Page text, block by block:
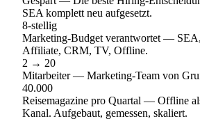
SEA komplett neu aufgesetzt.
8-stellig
Marketing-Budget verantwortet —
Affiliate, CRM, TV, Offline.
2 → 20
Mitarbeiter— Marketing-Team von
40.000
Reisemagazine pro Quartal — Offline
Kanal. Aufgebaut, gemessen, skaliert.